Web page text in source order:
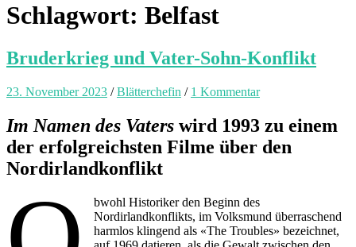
Schlagwort: Belfast
Bruderkrieg und Vater-Sohn-Konflikt
23. November 2023 /Blätterchefin / 1 Kommentar
Im Namen des Vaters wird 1993 zu einem
der erfolgreichsten Filme über den
Nordirlandkonflikt
bwohl Historiker den Beginn des
Nordirlandkonflikts, im Volksmund überraschend
harmlos klingend als «The Troubles» bezeichnet,